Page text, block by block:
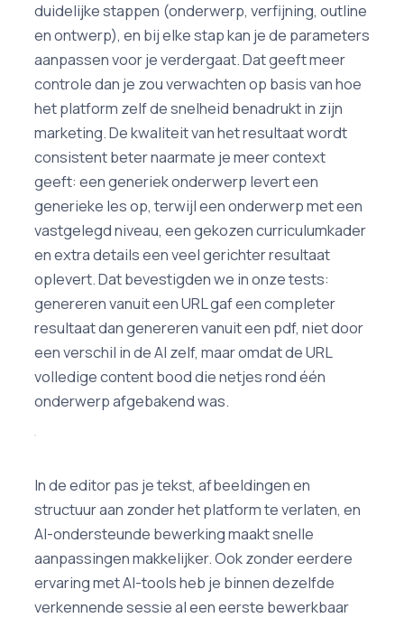
duidelijke stappen (onderwerp, verfijning, outline
en ontwerp), en bij elke stap kan je de parameters
aanpassen voor je verdergaat. Dat geeft meer
controle dan je zou verwachten op basis van hoe
het platform zelf de snelheid benadrukt in zijn
marketing. De kwaliteit van het resultaat wordt
consistent beter naarmate je meer context
geeft: een generiek onderwerp levert een
generieke les op, terwijl een onderwerp met een
vastgelegd niveau, een gekozen curriculumkader
en extra details een veel gerichter resultaat
oplevert. Dat bevestigden we in onze tests:
genereren vanuit een URL gaf een completer
resultaat dan genereren vanuit een pdf, niet door
een verschil in de AI zelf, maar omdat de URL
volledige content bood die netjes rond één
onderwerp afgebakend was.
In de editor pas je tekst, afbeeldingen en
structuur aan zonder het platform te verlaten, en
AI-ondersteunde bewerking maakt snelle
aanpassingen makkelijker. Ook zonder eerdere
ervaring met AI-tools heb je binnen dezelfde
verkennende sessie al een eerste bewerkbaar